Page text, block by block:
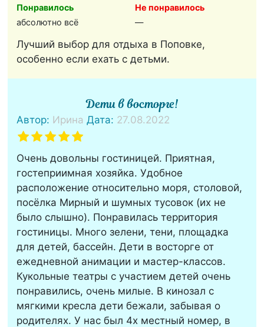
Понравилось
абсолютно всё
Не понравилось
—
Лучший выбор для отдыха в Поповке,
особенно если ехать с детьми.
Дети в восторге!
Автор: Ирина Дата: 27.08.2022
Очень довольны гостиницей. Приятная,
гостеприимная хозяйка. Удобное
расположение относительно моря, столовой,
посёлка Мирный и шумных тусовок (их не
было слышно). Понравилась территория
гостиницы. Много зелени, тени, площадка
для детей, бассейн. Дети в восторге от
ежедневной анимации и мастер-классов.
Кукольные театры с участием детей очень
понравились, очень милые. В кинозал с
мягкими кресла дети бежали, забывая о
родителях. У нас был 4х местный номер, в